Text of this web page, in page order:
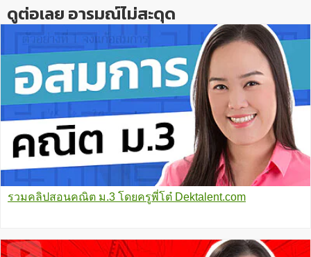
ดูต่อเลย อารมณ์ไม่สะดุด
รวมคลิปสอนคณิต ม.3 โดยครูพี่โต๋ Dektalent.com